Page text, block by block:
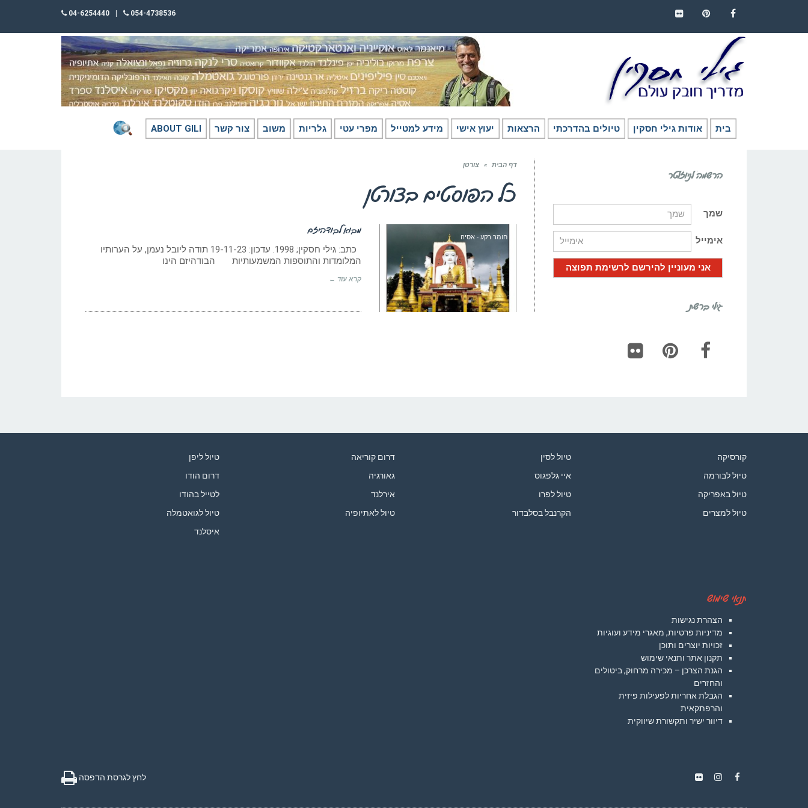
054-4738536
04-6254440
בית אודות גילי חסקין טיולים בהדרכתי הרצאות יעוץ אישי מידע למטייל מפרי עטי גלריות משוב צור קשר ABOUT GILI
דף הבית » צורטן
כל הפוסטים בצורטן
חומר רקע - אסיה
מבוא לבודהיזם
כתב: גילי חסקין; 1998. עדכון: 19-11-23 תודה ליובל נעמן, על הערותיו
המלומדות והתוספות המשמעותיות הבודהיזם הינו
קרא עוד ←
הרשמה לניוזלטר
שמך
אימייל
גילי ברשת
קורסיקה
טיול לבורמה
טיול באפריקה
טיול למצרים
טיול לסין
איי גלפגוס
טיול לפרו
הקרנבל בסלבדור
דרום קוריאה
גאורגיה
אירלנד
טיול לאתיופיה
טיול ליפן
דרום הודו
לטייל בהודו
טיול לגואטמלה
איסלנד
תנאי שימוש
הצהרת נגישות
מדיניות פרטיות, מאגרי מידע ועוגיות
זכויות יוצרים ותוכן
תקנון אתר ותנאי שימוש
הגנת הצרכן – מכירה מרחוק, ביטולים
והחזרים
הגבלת אחריות לפעילות פיזית
והרפתקאית
דיוור ישיר ותקשורת שיווקית
לחץ לגרסת הדפסה